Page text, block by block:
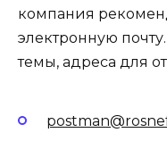
компания
электронную
темы, адреса для